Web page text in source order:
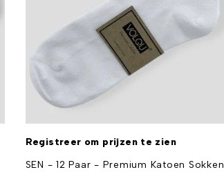
Registreer om prijzen te zien
SEN - 12 Paar - Premium Katoen Sokken